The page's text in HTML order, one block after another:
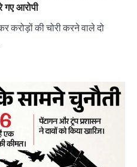
आरोपी
की चोरी करने वाले दो